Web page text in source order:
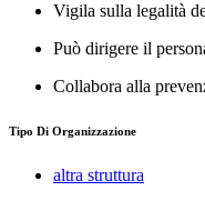
Vigila sulla legalità
Può dirigere il
Collabora alla
Tipo Di Organizzazione
altra struttura